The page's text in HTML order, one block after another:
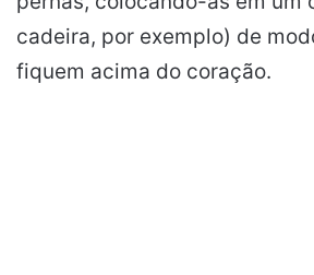
cadeira, por exemplo) de
fiquem acima do coração.